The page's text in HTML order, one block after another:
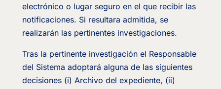
electrónico o lugar seguro en el que recibir las
notificaciones. Si resultara admitida, se
realizarán las pertinentes investigaciones.
Tras la pertinente investigación el Responsable
del Sistema adoptará alguna de las siguientes
decisiones (i) Archivo del expediente, (ii)